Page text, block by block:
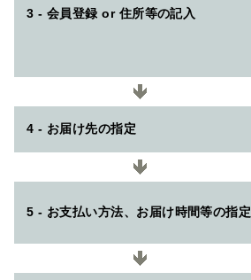
3 - 会員登録 or 住所等の記入
4 - お届け先の指定
5 - お支払い方法、お届け時間等の指定